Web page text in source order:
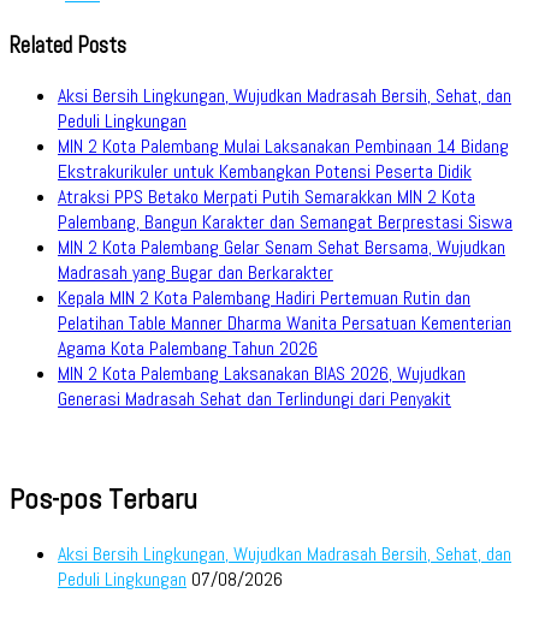
Related Posts
Aksi Bersih Lingkungan, Wujudkan Madrasah Bersih, Sehat, dan
Peduli Lingkungan
MIN 2 Kota Palembang Mulai Laksanakan Pembinaan 14 Bidang
Ekstrakurikuler untuk Kembangkan Potensi Peserta Didik
Atraksi PPS Betako Merpati Putih Semarakkan MIN 2 Kota
Palembang, Bangun Karakter dan Semangat Berprestasi Siswa
MIN 2 Kota Palembang Gelar Senam Sehat Bersama, Wujudkan
Madrasah yang Bugar dan Berkarakter
Kepala MIN 2 Kota Palembang Hadiri Pertemuan Rutin dan
Pelatihan Table Manner Dharma Wanita Persatuan Kementerian
Agama Kota Palembang Tahun 2026
MIN 2 Kota Palembang Laksanakan BIAS 2026, Wujudkan
Generasi Madrasah Sehat dan Terlindungi dari Penyakit
Pos-pos Terbaru
Aksi Bersih Lingkungan, Wujudkan Madrasah Bersih, Sehat, dan
Peduli Lingkungan 07/08/2026